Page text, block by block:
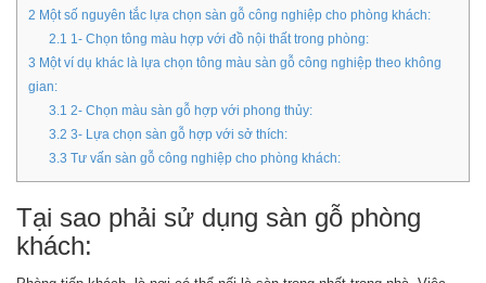
2 Một số nguyên tắc lựa chọn sàn gỗ công nghiệp cho phòng khách:
2.1 1- Chọn tông màu hợp với đồ nội thất trong phòng:
3 Một ví dụ khác là lựa chọn tông màu sàn gỗ công nghiệp theo không
gian:
3.1 2- Chọn màu sàn gỗ hợp với phong thủy:
3.2 3- Lựa chọn sàn gỗ hợp với sở thích:
3.3 Tư vấn sàn gỗ công nghiệp cho phòng khách:
Tại sao phải sử dụng sàn gỗ phòng
khách: